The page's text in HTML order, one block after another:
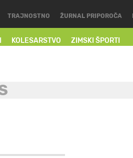
KOLESARSTVO ZIMSKI ŠPORTI
TRAJNOSTNO ŽURNAL PRIPOROČA